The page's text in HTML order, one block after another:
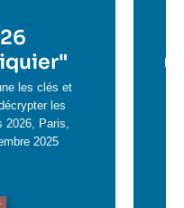
les clés et
les
2026, Paris,
2025